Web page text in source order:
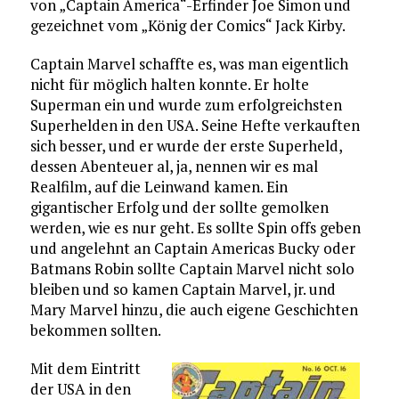
von „Captain America“-Erfinder Joe Simon und
gezeichnet vom „König der Comics“ Jack Kirby.
Captain Marvel schaffte es, was man eigentlich
nicht für möglich halten konnte. Er holte
Superman ein und wurde zum erfolgreichsten
Superhelden in den USA. Seine Hefte verkauften
sich besser, und er wurde der erste Superheld,
dessen Abenteuer al, ja, nennen wir es mal
Realfilm, auf die Leinwand kamen. Ein
gigantischer Erfolg und der sollte gemolken
werden, wie es nur geht. Es sollte Spin offs geben
und angelehnt an Captain Americas Bucky oder
Batmans Robin sollte Captain Marvel nicht solo
bleiben und so kamen Captain Marvel, jr. und
Mary Marvel hinzu, die auch eigene Geschichten
bekommen sollten.
Mit dem Eintritt
der USA in den